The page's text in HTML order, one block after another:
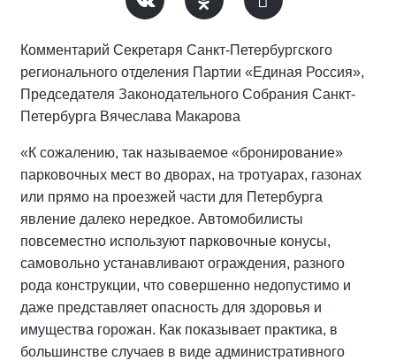
Комментарий Секретаря Санкт-Петербургского
регионального отделения Партии «Единая Россия»,
Председателя Законодательного Собрания Санкт-
Петербурга Вячеслава Макарова
«К сожалению, так называемое «бронирование»
парковочных мест во дворах, на тротуарах, газонах
или прямо на проезжей части для Петербурга
явление далеко нередкое. Автомобилисты
повсеместно используют парковочные конусы,
самовольно устанавливают ограждения, разного
рода конструкции, что совершенно недопустимо и
даже представляет опасность для здоровья и
имущества горожан. Как показывает практика, в
большинстве случаев в виде административного